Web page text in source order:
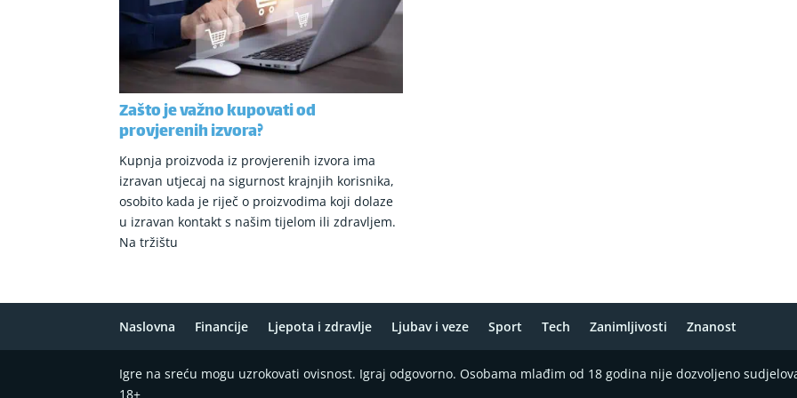
Zašto je važno kupovati od
provjerenih izvora?
Kupnja proizvoda iz provjerenih izvora ima
izravan utjecaj na sigurnost krajnjih korisnika,
osobito kada je riječ o proizvodima koji dolaze
u izravan kontakt s našim tijelom ili zdravljem.
Na tržištu
Naslovna Financije Ljepota i zdravlje Ljubav i veze Sport Tech Zanimljivosti Znanost
Igre na sreću mogu uzrokovati ovisnost. Igraj odgovorno. Osobama mlađim od 18 godina nije dozvoljeno
18+